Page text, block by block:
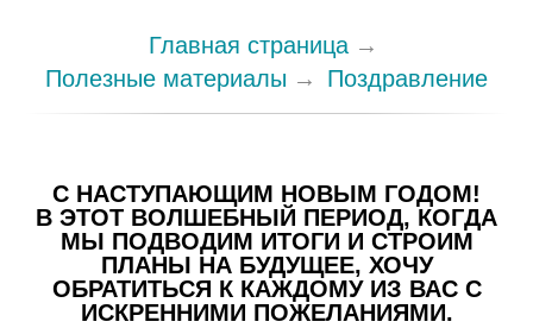
Главная страница →
Полезные материалы → Поздравление
С НАСТУПАЮЩИМ НОВЫМ ГОДОМ!
В ЭТОТ ВОЛШЕБНЫЙ ПЕРИОД, КОГДА
МЫ ПОДВОДИМ ИТОГИ И СТРОИМ
ПЛАНЫ НА БУДУЩЕЕ, ХОЧУ
ОБРАТИТЬСЯ К КАЖДОМУ ИЗ ВАС С
ИСКРЕННИМИ ПОЖЕЛАНИЯМИ.